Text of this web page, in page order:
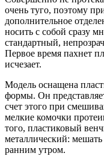
очень туго, поэтому
дополнительное
носить с собой сразу
стандартный,
Первое время пахнет
исчезает.
Модель оснащена
формы. Он
счет этого при
мелкие комочки
того, пластиковый
металлический:
ранним утром.